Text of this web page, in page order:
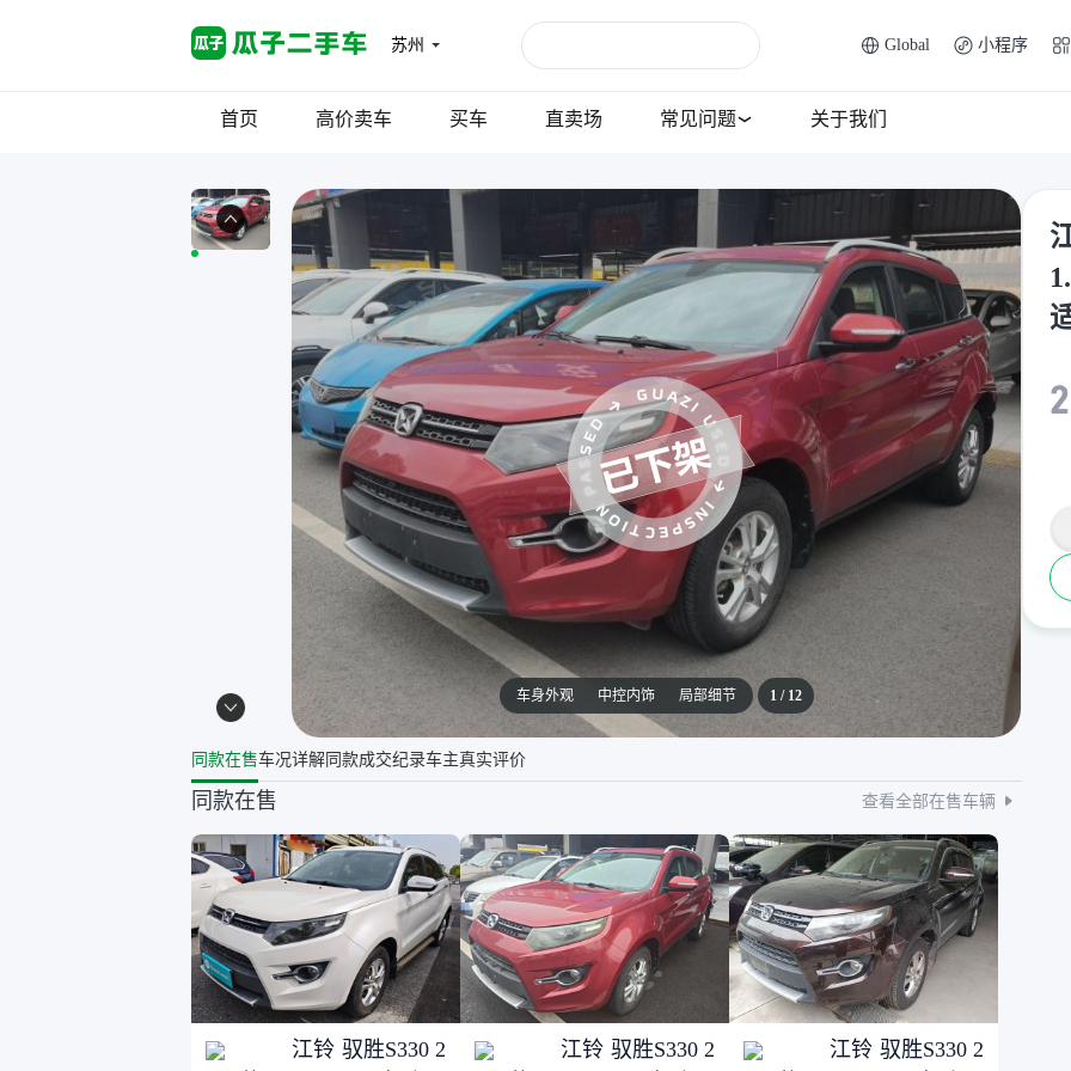
苏州 Global 小程序
首页 高价卖车 买车 直卖场 常见问题 关于我们
车身外观 中控内饰 局部细节 1/ 12
同款在售车况详解同款成交纪录车主真实评价
同款在售 查看全部在售车辆
江铃 驭胜S330 2
江铃 驭胜S330 2
江铃 驭胜S330 2